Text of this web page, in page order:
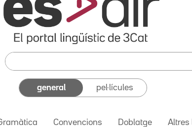
general pel·lícules
Convencions Doblatge Altres